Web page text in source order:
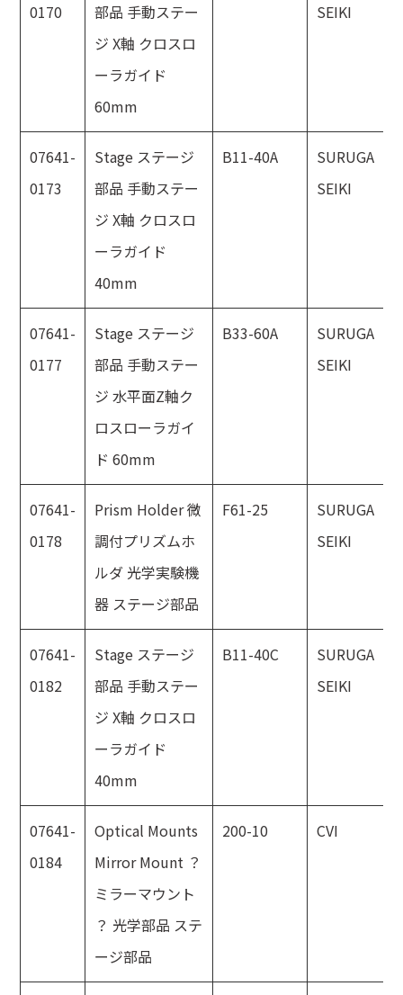
0170
部品 手動ステー
ジ X軸 クロスロ
ーラガイド
60mm
SEIKI
07641-
0173
Stage ステージ
部品 手動ステー
ジ X軸 クロスロ
ーラガイド
40mm
B11-40A
SURUGA
SEIKI
07641-
0177
Stage ステージ
部品 手動ステー
ジ 水平面Z軸ク
ロスローラガイ
ド 60mm
B33-60A
SURUGA
SEIKI
07641-
0178
Prism Holder 微
調付プリズムホ
ルダ 光学実験機
器 ステージ部品
F61-25
SURUGA
SEIKI
07641-
0182
Stage ステージ
部品 手動ステー
ジ X軸 クロスロ
ーラガイド
40mm
B11-40C
SURUGA
SEIKI
07641-
0184
Optical Mounts
Mirror Mount ？
ミラーマウント
？ 光学部品 ステ
ージ部品
200-10 CVI